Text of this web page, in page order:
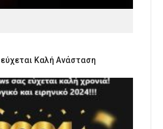
Καλή Ανάσταση